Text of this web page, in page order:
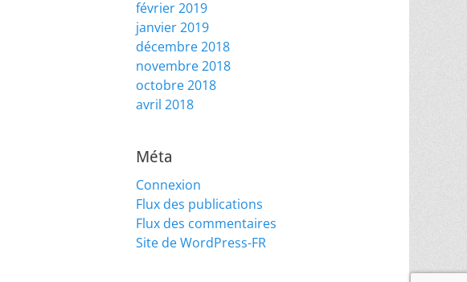
février 2019
janvier 2019
décembre 2018
novembre 2018
octobre 2018
avril 2018
Méta
Connexion
Flux des publications
Flux des commentaires
Site de WordPress-FR